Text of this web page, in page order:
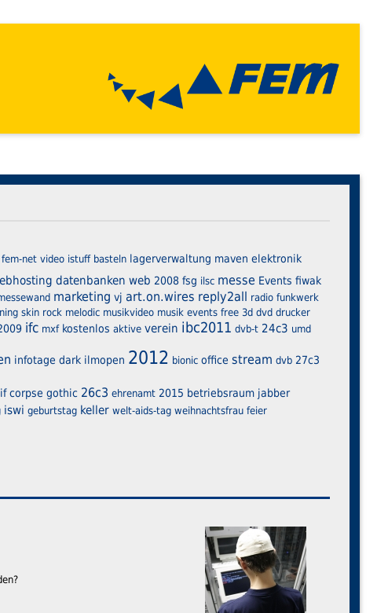
fem-net video istuff basteln lagerverwaltung maven elektronik
datenbanken web 2008 fsg ilsc messe Events fiwak
marketing vj art.on.wires reply2all radio funkwerk
skin rock melodic musikvideo musik events free 3d dvd drucker
ifc mxf kostenlos aktive verein ibc2011 dvb-t 24c3 umd
infotage dark ilmopen 2012 bionic office stream dvb 27c3
corpse gothic 26c3 ehrenamt 2015 betriebsraum jabber
iswi geburtstag keller welt-aids-tag weihnachtsfrau feier